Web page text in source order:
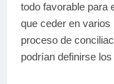
todo favorable para
que ceder en varios
proceso de
podrían definirse